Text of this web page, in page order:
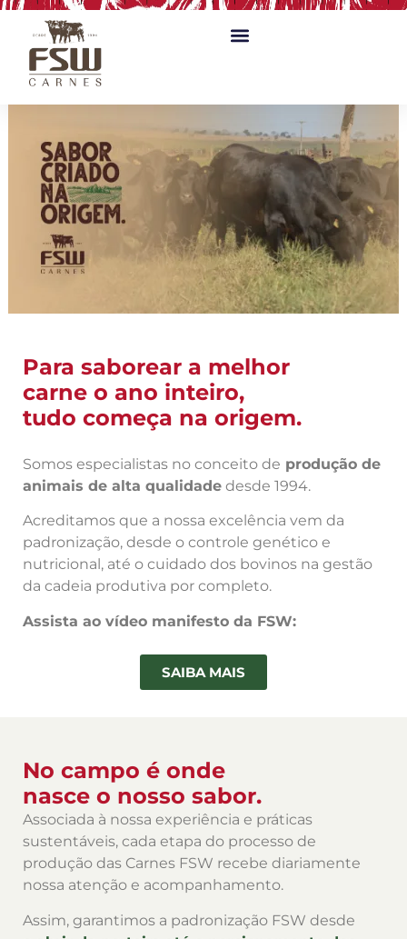
Para saborear a melhor
carne o ano inteiro,
tudo começa na origem.
Somos especialistas no conceito de produção de
animais de alta qualidade desde 1994.
Acreditamos que a nossa excelência vem da
padronização, desde o controle genético e
nutricional, até o cuidado dos bovinos na gestão
da cadeia produtiva por completo.
Assista ao vídeo manifesto da FSW:
SAIBA MAIS
No campo é onde
nasce o nosso sabor.
Associada à nossa experiência e práticas
sustentáveis, cada etapa do processo de
produção das Carnes FSW recebe diariamente
nossa atenção e acompanhamento.
Assim, garantimos a padronização FSW desde